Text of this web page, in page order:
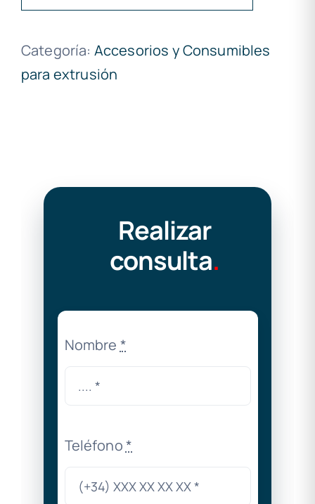
Categoría: Accesorios y Consumibles
para extrusión
Realizar
consulta.
Nombre *
Teléfono*